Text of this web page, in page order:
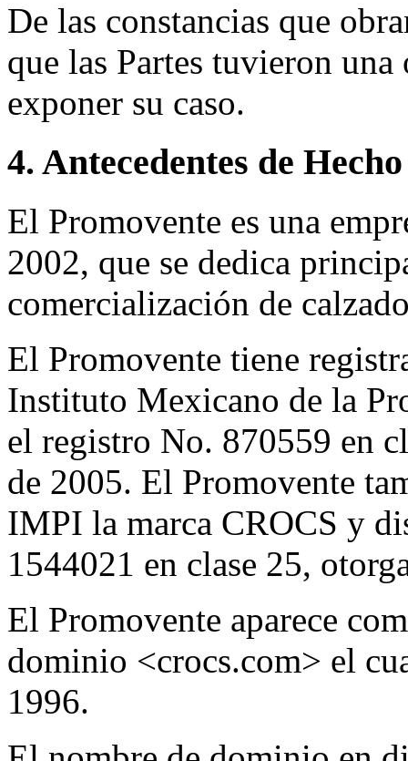
De las constancias que
que las Partes tuvieron
exponer su caso.
4. Antecedentes de Hecho
El Promovente es una
2002, que se dedica
comercialización de
El Promovente tiene
Instituto Mexicano de la
el registro No. 870559 en
de 2005. El Promovente
IMPI la marca CROCS y
1544021 en clase 25,
El Promovente aparece
dominio <crocs.com> el
1996.